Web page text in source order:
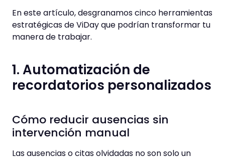
En este artículo, desgranamos cinco herramientas
estratégicas de ViDay que podrían transformar tu
manera de trabajar.
1. Automatización de
recordatorios personalizados
Cómo reducir ausencias sin
intervención manual
Las ausencias o citas olvidadas no son solo un